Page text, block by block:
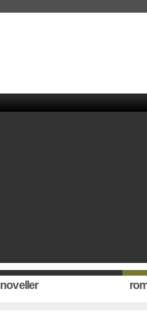
noveller